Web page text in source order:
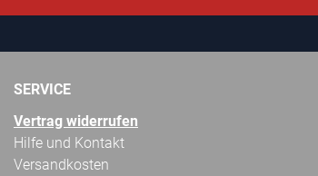
SERVICE
Vertrag widerrufen
Hilfe und Kontakt
Versandkosten